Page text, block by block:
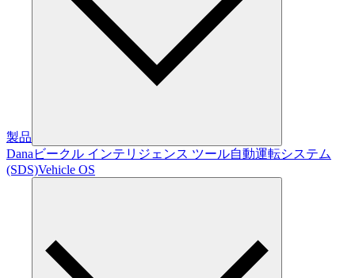
製品
Dana ビークル インテリジェンス ツール自動運転システム
(SDS)Vehicle OS